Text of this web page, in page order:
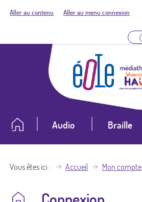
Aller au contenu Aller au menu connexion
Audio Braille
Vous êtes ici Accueil Mon compte